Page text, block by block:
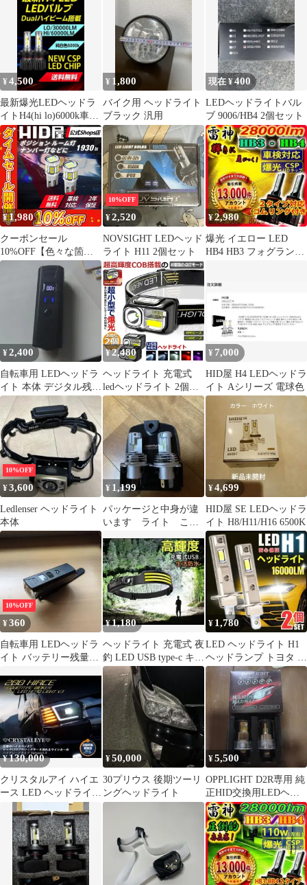
¥4,500
最新爆光LEDヘッドラ
イトH4(hi lo)6000k車検
対応
¥ 1,800
バイク用 ヘッドライト
ブラック 汎用
現在 ¥400
LEDヘッドライトバル
ブ 9006/HB4 2個セット
¥1,980
クーポンセール
10%OFF【色々な箇所
に使えるLED灯】即日
発送【HID屋 公式ショ
ップ】LED ホワイト バ
ックランプ バックライ
ト T10 ポジション 爆光
1930lx ルーム灯 ルーム
ランプ ナンバー灯 車
送料無料/車検対応/安心
2年保証 ハイエース
10%OFF
¥2,520
NOVSIGHT LEDヘッド
ライト H11 2個セット
¥2,980
爆光 イエロー LED
HB4 HB3 フォグランプ
¥2,400
自転車用 LEDヘッドラ
イト 本体 デジタル残量
表示付き
¥2,480
ヘッドライト 充電式
ledヘッドライト 2個セ
ット アウトドア用ヘッ
ドライト SOSフラッシ
ュ 8つ点灯モード 軽量
角度調整可 防災 停電時
用 登山 夜釣り キャン
プ アウトドア ハイキン
グ
¥ 7,000
HID屋 H4 LEDヘッドラ
イト Aシリーズ 電球色
10%OFF
¥3,600
Ledlenser ヘッドライト
本体
¥ 1,199
パッケージと中身が違
います ライト これ
思います。Ｈ4タイプ
¥4,699
HID屋 SE LEDヘッドラ
イト H8/H11/H16 6500K
10%OFF
¥360
自転車用 LEDヘッドラ
イト バッテリー残量表
¥1,180
ヘッドライト 充電式 夜
釣 LED USB type-c キャ
ンプ 釣り 登山
¥ 1,780
LED ヘッドライト H1
ヘッドランプ トヨタ ホ
ンダ 日産 スバル 三菱
¥130,000
クリスタルアイ ハイエ
ース LED ヘッドライト
左右 極美品 使用期間浅
¥50,000
30プリウス 後期ツーリ
ングヘッドライト
¥5,500
OPPLIGHT D2R専用 純
正HID交換用LEDヘッ
ドライトバルブ